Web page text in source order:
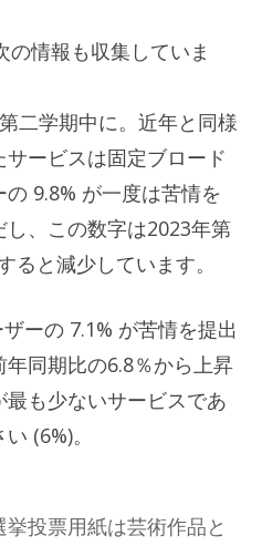
の情報も収集していま
第二学期中に。近年と同様
ービスは固定ブロード
9.8% が一度は苦情を
、この数字は2023年第
ると減少しています。
ーの 7.1% が苦情を提出
同期比の6.8％から上昇
も少ないサービスであ
(6%)。
投票用紙は芸術作品と